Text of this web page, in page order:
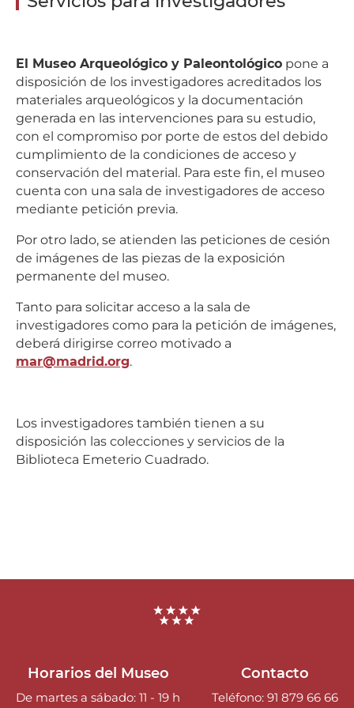
El Museo Arqueológico y Paleontológico pone a
disposición de los investigadores acreditados los
materiales arqueológicos y la documentación
generada en las intervenciones para su estudio,
con el compromiso por porte de estos del debido
cumplimiento de la condiciones de acceso y
conservación del material. Para este fin, el museo
cuenta con una sala de investigadores de acceso
mediante petición previa.
Por otro lado, se atienden las peticiones de cesión
de imágenes de las piezas de la exposición
permanente del museo.
Tanto para solicitar acceso a la sala de
investigadores como para la petición de imágenes,
deberá dirigirse correo motivado a
mar@madrid.org.
Los investigadores también tienen a su
disposición las colecciones y servicios de la
Biblioteca Emeterio Cuadrado.
Horarios del Museo
De martes a sábado: 11 - 19 h
Contacto
Teléfono: 91 879 66 66